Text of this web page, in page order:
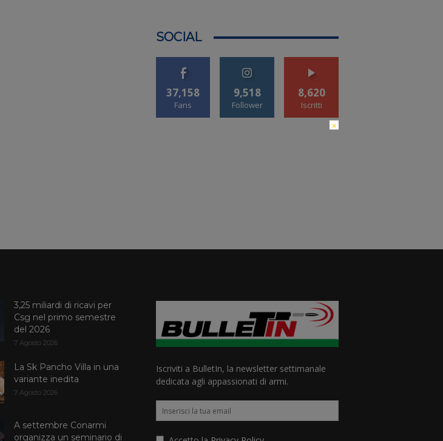
SOCIAL
37,158
Fans
9,518
Follower
8,620
Iscritti
3,25 miliardi di ricavi per
Csg nel primo semestre
del 2026
7 Agosto 2026
La Sk Pancho Villa in una
variante inedita
7 Agosto 2026
A settembre Conarmi
organizza un seminario di
Iscriviti a BulletIn, la newsletter settimanale
dedicata agli appassionati di armi.
×